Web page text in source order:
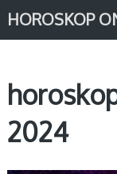
HOROSKOP
2024